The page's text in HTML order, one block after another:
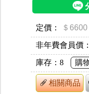
定價： ＄6600
非年費會員價：
庫存：8 購
相關商品